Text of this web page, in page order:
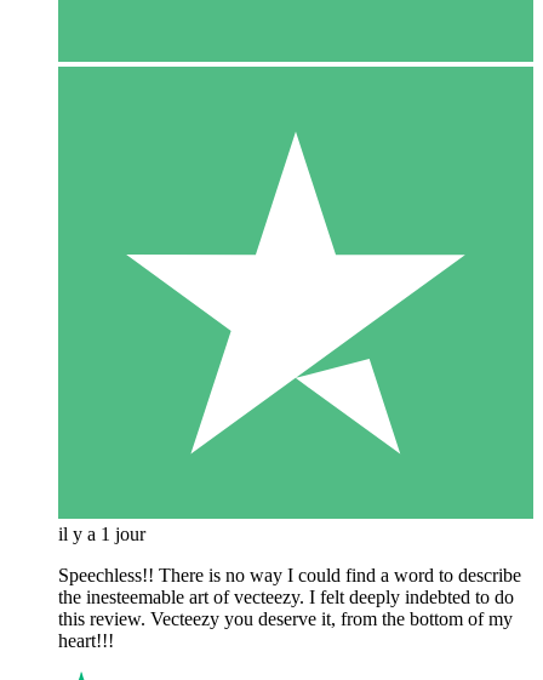
il y a 1 jour
Speechless!! There is no way I could find a word to describe
the inesteemable art of vecteezy. I felt deeply indebted to do
this review. Vecteezy you deserve it, from the bottom of my
heart!!!